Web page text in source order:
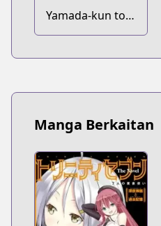
Yamada-kun to
7-nin no Majo
Manga Berkaitan